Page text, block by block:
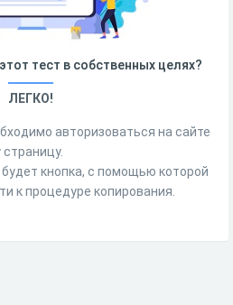
тест в собственных целях?
ЛЕГКО!
авторизоваться на сайте
будет кнопка, с помощью которой
к процедуре копирования.